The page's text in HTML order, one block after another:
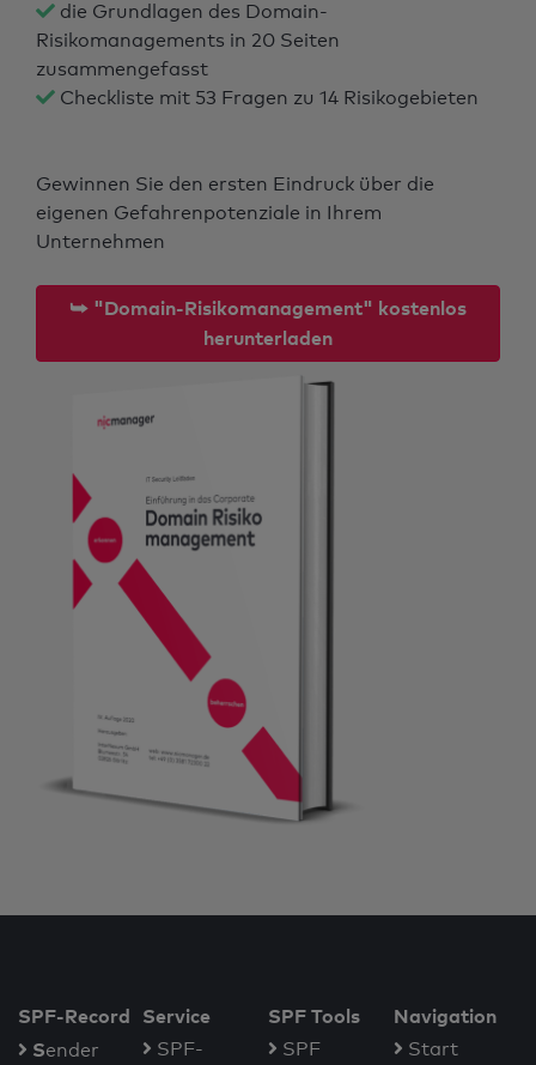
die Grundlagen des Domain-
Risikomanagements in 20 Seiten
zusammengefasst
Checkliste mit 53 Fragen zu 14 Risikogebieten
Gewinnen Sie den ersten Eindruck über die
eigenen Gefahrenpotenziale in Ihrem
Unternehmen
⮩ "Domain-Risikomanagement" kostenlos
herunterladen
SPF-Record
Sender
Service
SPF-
SPF Tools
SPF
Navigation
Start